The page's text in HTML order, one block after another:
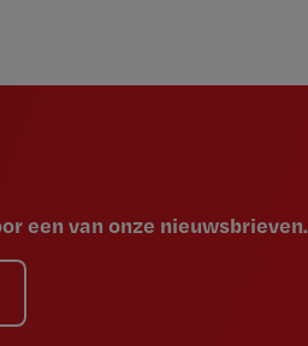
een van onze nieuwsbrieven.